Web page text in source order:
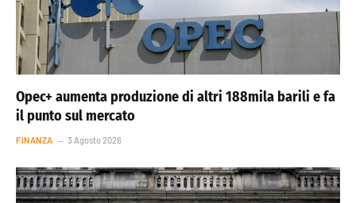
Opec+ aumenta produzione di altri 188mila barili e fa
il punto sul mercato
FINANZA 3 Agosto 2026